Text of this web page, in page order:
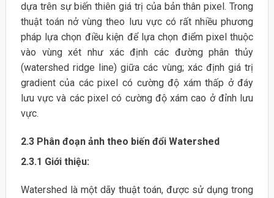
dựa trên sự biến thiên giá trị của bản thân pixel. Trong
thuật toán nở vùng theo lưu vực có rất nhiều phương
pháp lựa chọn điều kiện để lựa chọn điểm pixel thuộc
vào vùng xét như xác định các đường phân thủy
(watershed ridge line) giữa các vùng; xác định giá trị
gradient của các pixel có cường độ xám thấp ở đáy
lưu vực và các pixel có cường độ xám cao ở đỉnh lưu
vực.
2.3 Phân đoạn ảnh theo biến đổi Watershed
2.3.1 Giới thiệu:
Watershed là một dãy thuật toán, được sử dụng trong